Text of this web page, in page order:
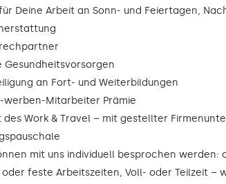
Deine Arbeit an Sonn- und Feiertagen,
Gesundheitsvorsorgen
an Fort- und Weiterbildungen
Mitarbeiter Prämie
des Work & Travel – mit gestellter
mit uns individuell besprochen
feste Arbeitszeiten, Voll- oder Teilzeit –